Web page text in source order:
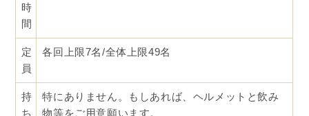
時
間
定
員
各回上限7名/全体上限49名
持
ち
特にありません。もしあれば、ヘルメットと飲み
物等をご用意願います。